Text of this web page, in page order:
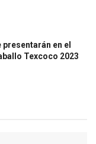
en el
Texcoco 2023